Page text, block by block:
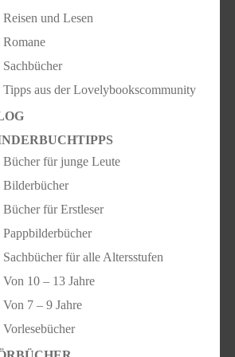
Reisen und Lesen
Romane
Sachbücher
Tipps aus der Lovelybookscommunity
Bücher für junge Leute
Bilderbücher
Bücher für Erstleser
Pappbilderbücher
Sachbücher für alle Altersstufen
Von 10 – 13 Jahre
Von 7 – 9 Jahre
Vorlesebücher